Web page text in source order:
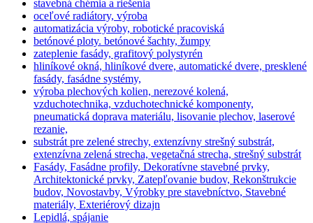
stavebná chémia a riešenia
oceľové radiátory, výroba
automatizácia výroby, robotické pracoviská
betónové ploty. betónové šachty, žumpy
zateplenie fasády, grafitový polystyrén
hliníkové okná, hliníkové dvere, automatické dvere, presklené
fasády, fasádne systémy,
výroba plechových kolien, nerezové kolená,
vzduchotechnika, vzduchotechnické komponenty,
pneumatická doprava materiálu, lisovanie plechov, laserové
rezanie,
substrát pre zelené strechy, extenzívny strešný substrát,
extenzívna zelená strecha, vegetačná strecha, strešný substrát
Fasády, Fasádne profily, Dekoratívne stavebné prvky,
Architektonické prvky, Zatepľovanie budov, Rekonštrukcie
budov, Novostavby, Výrobky pre stavebníctvo, Stavebné
materiály, Exteriérový dizajn
Lepidlá, spájanie